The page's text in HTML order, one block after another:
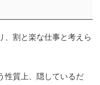
、割と楽な仕事と考えら
性質上、隠しているだ